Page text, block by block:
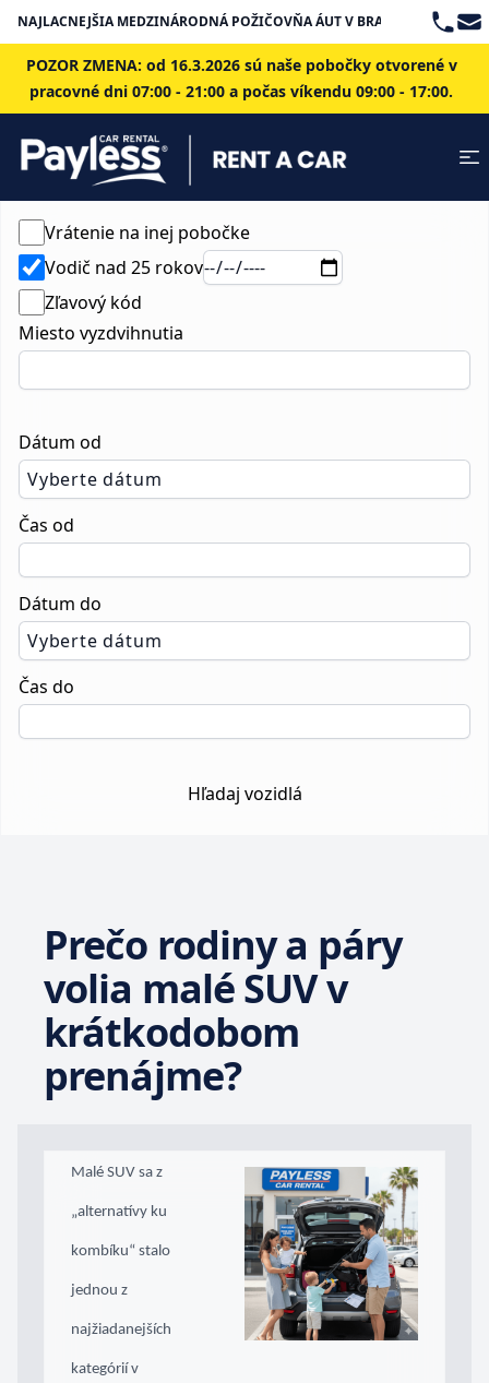
NAJLACNEJŠIA MEDZINÁRODNÁ POŽIČOVŇA ÁUT V BRATISLAVE
POZOR ZMENA: od 16.3.2026 sú naše pobočky otvorené v
pracovné dni 07:00 - 21:00 a počas víkendu 09:00 - 17:00.
Vrátenie na inej pobočke
Vodič nad 25 rokov
Zľavový kód
Miesto vyzdvihnutia
Dátum od
Vyberte dátum
Čas od
Dátum do
Vyberte dátum
Čas do
Hľadaj vozidlá
Prečo rodiny a páry
volia malé SUV v
krátkodobom
prenájme?
Malé SUV sa z
„alternatívy ku
kombíku“ stalo
jednou z
najžiadanejších
kategórií v